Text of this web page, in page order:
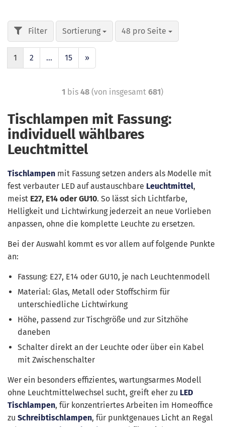
Sortierung 48 pro Seite
1 2 ... 15 »
1 bis 48 (von insgesamt 681)
Tischlampen mit Fassung:
individuell wählbares
Leuchtmittel
Tischlampen mit Fassung setzen anders als Modelle mit
fest verbauter LED auf austauschbare Leuchtmittel,
meist E27, E14 oder GU10. So lässt sich Lichtfarbe,
Helligkeit und Lichtwirkung jederzeit an neue Vorlieben
anpassen, ohne die komplette Leuchte zu ersetzen.
Bei der Auswahl kommt es vor allem auf folgende Punkte
an:
Fassung: E27, E14 oder GU10, je nach Leuchtenmodell
Material: Glas, Metall oder Stoffschirm für
unterschiedliche Lichtwirkung
Höhe, passend zur Tischgröße und zur Sitzhöhe
daneben
Schalter direkt an der Leuchte oder über ein Kabel
mit Zwischenschalter
Wer ein besonders effizientes, wartungsarmes Modell
ohne Leuchtmittelwechsel sucht, greift eher zu LED
Tischlampen, für konzentriertes Arbeiten im Homeoffice
zu Schreibtischlampen, für punktgenaues Licht an Regal